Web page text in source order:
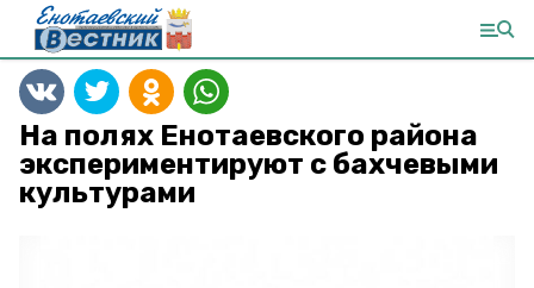
На полях Енотаевского района
экспериментируют с бахчевыми
культурами